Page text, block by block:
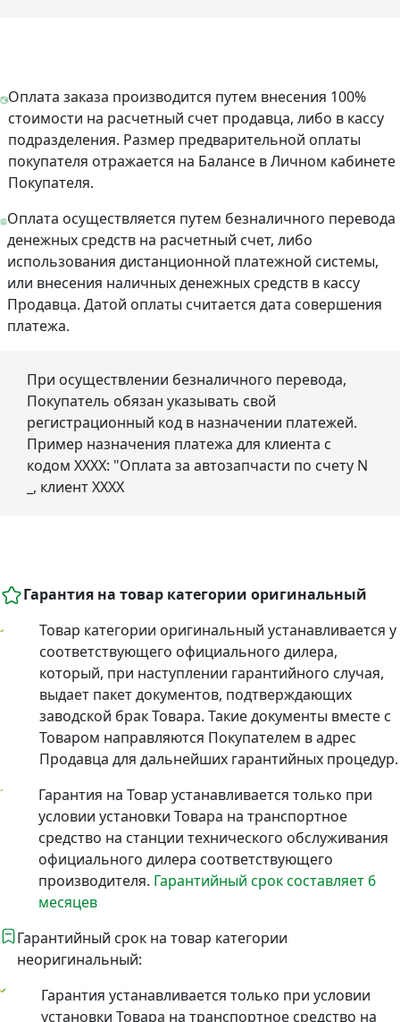
Оплата заказа производится путем внесения 100%
стоимости на расчетный счет продавца, либо в кассу
подразделения. Размер предварительной оплаты
покупателя отражается на Балансе в Личном кабинете
Покупателя.
Оплата осуществляется путем безналичного перевода
денежных средств на расчетный счет, либо
использования дистанционной платежной системы,
или внесения наличных денежных средств в кассу
Продавца. Датой оплаты считается дата совершения
платежа.
При осуществлении безналичного перевода,
Покупатель обязан указывать свой
регистрационный код в назначении платежей.
Пример назначения платежа для клиента с
кодом ХХХХ: "Оплата за автозапчасти по счету N
_, клиент ХХХХ
Гарантия на товар категории оригинальный
Товар категории оригинальный устанавливается у
соответствующего официального дилера,
который, при наступлении гарантийного случая,
выдает пакет документов, подтверждающих
заводской брак Товара. Такие документы вместе с
Товаром направляются Покупателем в адрес
Продавца для дальнейших гарантийных процедур.
Гарантия на Товар устанавливается только при
условии установки Товара на транспортное
средство на станции технического обслуживания
официального дилера соответствующего
производителя. Гарантийный срок составляет 6
месяцев
Гарантийный срок на товар категории
неоригинальный:
Гарантия устанавливается только при условии
установки Товара на транспортное средство на